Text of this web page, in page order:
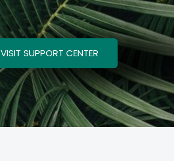
VISIT SUPPORT CENTER